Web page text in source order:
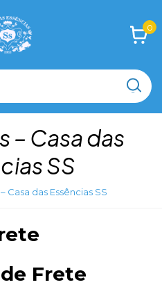
0
– Casa das
SS
Casa das Essências SS
Frete